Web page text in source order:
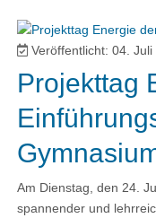
Veröffentlicht: 04. Juli
Projekttag
Am Dienstag, den 24.
spannender und